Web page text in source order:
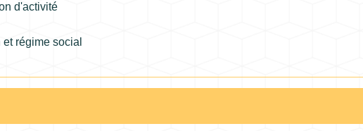
d'activité
régime social